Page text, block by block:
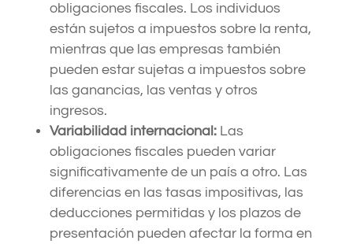
obligaciones fiscales. Los individuos
están sujetos a impuestos sobre la renta,
mientras que las empresas también
pueden estar sujetas a impuestos sobre
las ganancias, las ventas y otros
ingresos.
Variabilidad internacional: Las
obligaciones fiscales pueden variar
significativamente de un país a otro. Las
diferencias en las tasas impositivas, las
deducciones permitidas y los plazos de
presentación pueden afectar la forma en